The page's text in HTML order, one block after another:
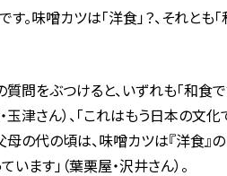
す。味噌カツは「洋食」？、それと
問をぶつけると、いずれも「和食で
玉津さん）、「これはもう日本の文
父母の代の頃は、味噌カツは『洋食
います」（葉栗屋・沢井さん）。